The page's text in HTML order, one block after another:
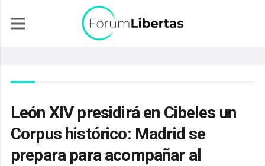
León XIV presidirá en Cibeles un
Corpus histórico: Madrid se
prepara para acompañar al